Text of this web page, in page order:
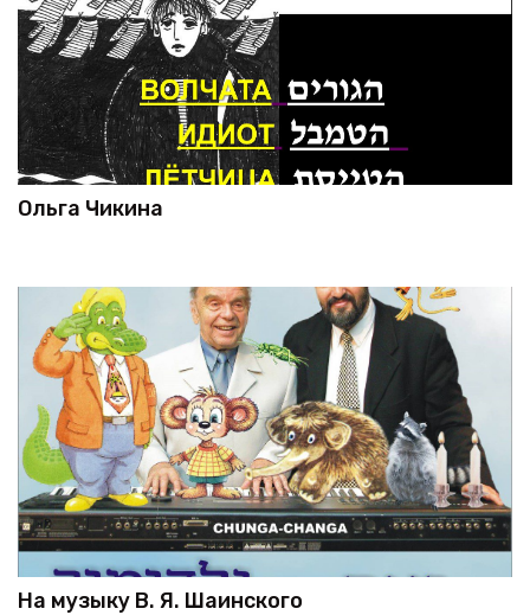
Ольга Чикина
На музыку В. Я. Шаинского